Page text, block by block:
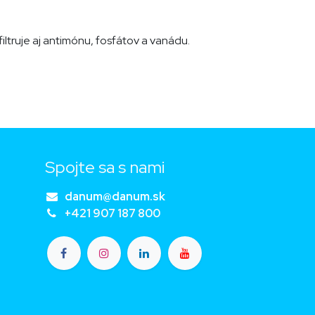
aj antimónu, fosfátov a vanádu.
Spojte sa s nami
danum@danum.sk
+421 907 187 800